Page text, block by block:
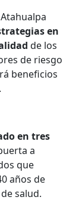
en
de los
de riesgo
beneficios
en tres
a
que
años de
salud.